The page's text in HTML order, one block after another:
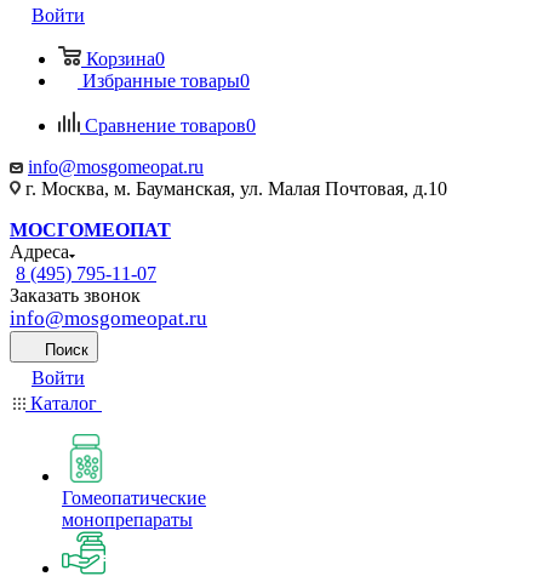
Войти
Корзина0
Избранные товары0
Сравнение товаров0
info@mosgomeopat.ru
г. Москва, м. Бауманская, ул. Малая Почтовая, д.10
МОСГОМЕОПАТ
Адреса
8 (495) 795-11-07
Заказать звонок
info@mosgomeopat.ru
Поиск
Войти
Каталог
Гомеопатические
монопрепараты